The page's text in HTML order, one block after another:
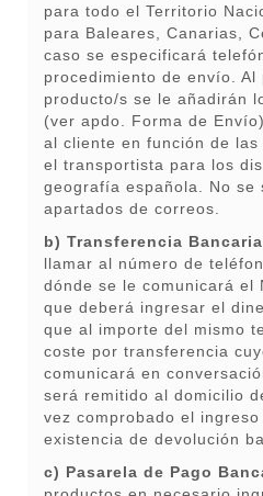
para todo el Territorio
para Baleares, Canarias,
caso se especificará
procedimiento de envío.
producto/s se le añadirán
(ver apdo. Forma de
al cliente en función de
el transportista para los
geografía española. No se
apartados de correos.
b) Transferencia
llamar al número de
dónde se le comunicará el
que deberá ingresar el
que al importe del mismo
coste por transferencia
comunicará en
será remitido al domicilio
vez comprobado el
existencia de devolución
c) Pasarela de Pago